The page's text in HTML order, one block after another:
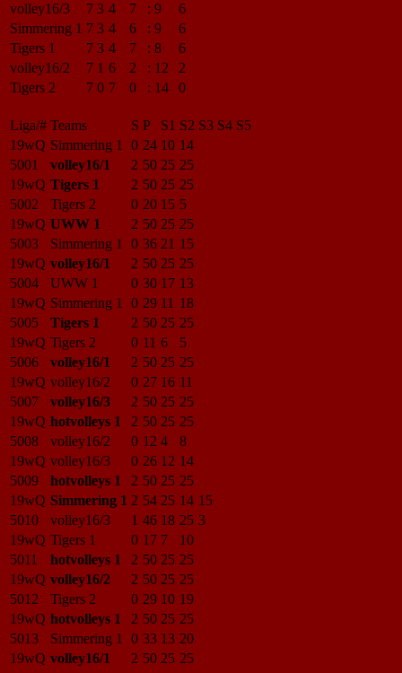
volley16/3 7 3 4 7 : 9
6
Simmering 1 7 3 4 6 : 9
6
Tigers 1
7 3 4 7 : 8
6
volley16/2
7 1 6 2 : 12
2
Tigers 2
7 0 7 0 : 14 0
Liga/# Teams S P S1 S2 S3 S4 S5
19wQ Simmering 1 0 24 10 14
5001
volley16/1 2 50 25 25
19wQ Tigers 1 2 50 25 25
5002
Tigers 2 0 20 15 5
19wQ UWW 1 2 50 25 25
5003
Simmering 1 0 36 21 15
19wQ volley16/1 2 50 25 25
5004
UWW 1 0 30 17 13
19wQ Simmering 1 0 29 11 18
5005
Tigers 1 2 50 25 25
19wQ Tigers 2 0 11 6
5
5006
volley16/1 2 50 25 25
19wQ volley16/2 0 27 16 11
5007
volley16/3 2 50 25 25
19wQ hotvolleys 1 2 50 25 25
5008
volley16/2 0 12 4
8
19wQ volley16/3 0 26 12 14
5009
hotvolleys 1 2 50 25 25
19wQ Simmering 1 2 54 25 14 15
5010
volley16/3 1 46 18 25 3
19wQ Tigers 1 0 17 7
10
5011
hotvolleys 1 2 50 25 25
19wQ volley16/2 2 50 25 25
5012
Tigers 2 0 29 10 19
19wQ hotvolleys 1 2 50 25 25
5013
Simmering 1 0 33 13 20
19wQ volley16/1 2 50 25 25